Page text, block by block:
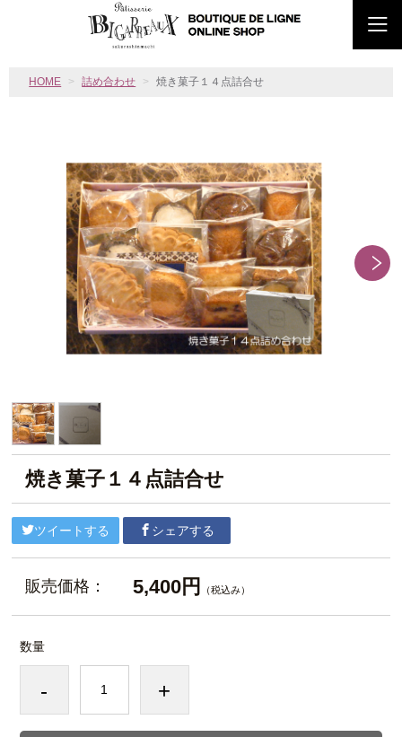
HOME 詰め合わせ 焼き菓子１４点詰合せ
焼き菓子１４点詰合せ
ツイートする シェアする
販売価格： 5,400円 （税込み）
数量
- +